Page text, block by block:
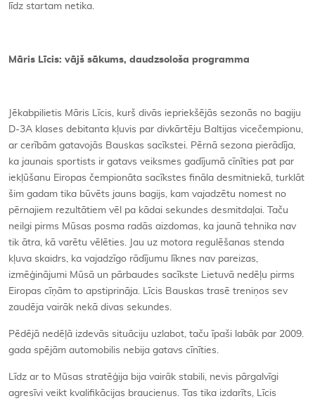
līdz startam netika.
Māris Līcis: vājš sākums, daudzsološa programma
Jēkabpilietis Māris Līcis, kurš divās iepriekšējās sezonās no bagiju
D-3A klases debitanta kļuvis par divkārtēju Baltijas vicečempionu,
ar cerībām gatavojās Bauskas sacīkstei. Pērnā sezona pierādīja,
ka jaunais sportists ir gatavs veiksmes gadījumā cīnīties pat par
iekļūšanu Eiropas čempionāta sacīkstes fināla desmitniekā, turklāt
šim gadam tika būvēts jauns bagijs, kam vajadzētu nomest no
pērnajiem rezultātiem vēl pa kādai sekundes desmitdaļai. Taču
neilgi pirms Mūsas posma radās aizdomas, ka jaunā tehnika nav
tik ātra, kā varētu vēlēties. Jau uz motora regulēšanas stenda
kļuva skaidrs, ka vajadzīgo rādījumu līknes nav pareizas,
izmēģinājumi Mūsā un pārbaudes sacīkste Lietuvā nedēļu pirms
Eiropas cīņām to apstiprināja. Līcis Bauskas trasē treniņos sev
zaudēja vairāk nekā divas sekundes.
Pēdējā nedēļā izdevās situāciju uzlabot, taču īpaši labāk par 2009.
gada spējām automobilis nebija gatavs cīnīties.
Līdz ar to Mūsas stratēģija bija vairāk stabili, nevis pārgalvīgi
agresīvi veikt kvalifikācijas braucienus. Tas tika izdarīts, Līcis